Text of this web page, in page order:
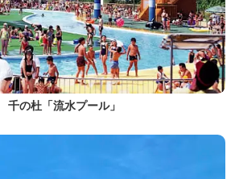
の杜「流水プール」